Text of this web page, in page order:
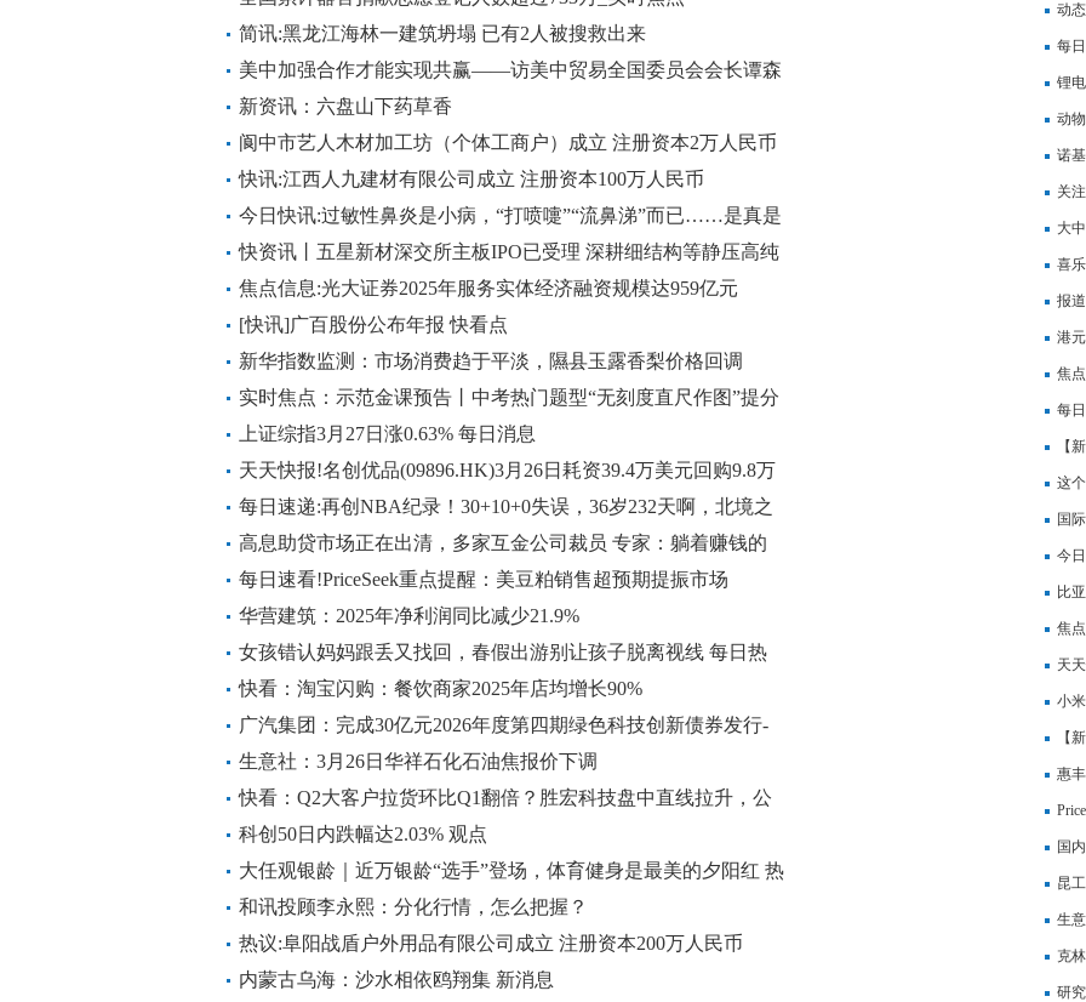
简讯:黑龙江海林一建筑坍塌 已有2人被搜救出来
美中加强合作才能实现共赢——访美中贸易全国委员会会长谭森
新资讯：六盘山下药草香
阆中市艺人木材加工坊（个体工商户）成立 注册资本2万人民币
快讯:江西人九建材有限公司成立 注册资本100万人民币
今日快讯:过敏性鼻炎是小病，“打喷嚏”“流鼻涕”而已……是真是
假？| 谣言终结站
快资讯丨五星新材深交所主板IPO已受理 深耕细结构等静压高纯
石墨材料领域
焦点信息:光大证券2025年服务实体经济融资规模达959亿元
[快讯]广百股份公布年报 快看点
新华指数监测：市场消费趋于平淡，隰县玉露香梨价格回调
实时焦点：示范金课预告丨中考热门题型“无刻度直尺作图”提分
攻略
上证综指3月27日涨0.63% 每日消息
天天快报!名创优品(09896.HK)3月26日耗资39.4万美元回购9.8万
股
每日速递:再创NBA纪录！30+10+0失误，36岁232天啊，北境之
王还能打
高息助贷市场正在出清，多家互金公司裁员 专家：躺着赚钱的
模式已经行不通了|滚动
每日速看!PriceSeek重点提醒：美豆粕销售超预期提振市场
华营建筑：2025年净利润同比减少21.9%
女孩错认妈妈跟丢又找回，春假出游别让孩子脱离视线 每日热
闻
快看：淘宝闪购：餐饮商家2025年店均增长90%
广汽集团：完成30亿元2026年度第四期绿色科技创新债券发行-
播资讯
生意社：3月26日华祥石化石油焦报价下调
快看：Q2大客户拉货环比Q1翻倍？胜宏科技盘中直线拉升，公
司回应
科创50日内跌幅达2.03% 观点
大任观银龄｜近万银龄“选手”登场，体育健身是最美的夕阳红 热
点评
和讯投顾李永熙：分化行情，怎么把握？
热议:阜阳战盾户外用品有限公司成立 注册资本200万人民币
内蒙古乌海：沙水相依鸥翔集 新消息
动
高
每
十
锂
焦
动
诺
关
品
领域
大
喜
报
（
港
焦
每
【
看点
这
国
司
今
尔-
比
焦
人
天
呢
小
已
【
理
惠
材
国
昆
过
生
克
研